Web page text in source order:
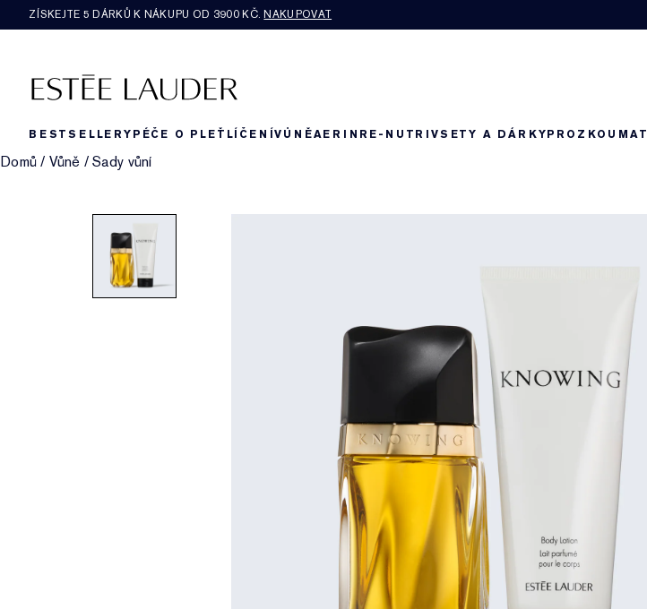
ZÍSKEJTE 5 DÁRKŮ K NÁKUPU OD 3900 KČ.NAKUPOVAT
BESTSELLERYPÉČE O PLEŤ LÍČENÍVŮNĚAERIN RE-NUTRIVSETY A DÁRKYPROZKOUMAT
Domů / Vůně /Sady vůní